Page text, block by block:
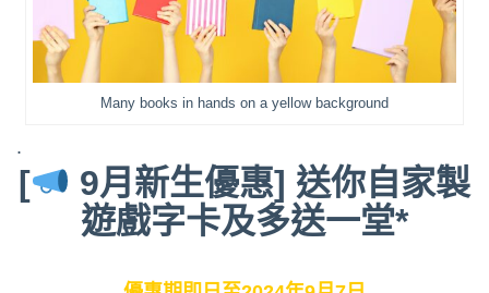
Many books in hands on a yellow background
.
[
9月新生優惠] 送你自家製
遊戲字卡及多送一堂*